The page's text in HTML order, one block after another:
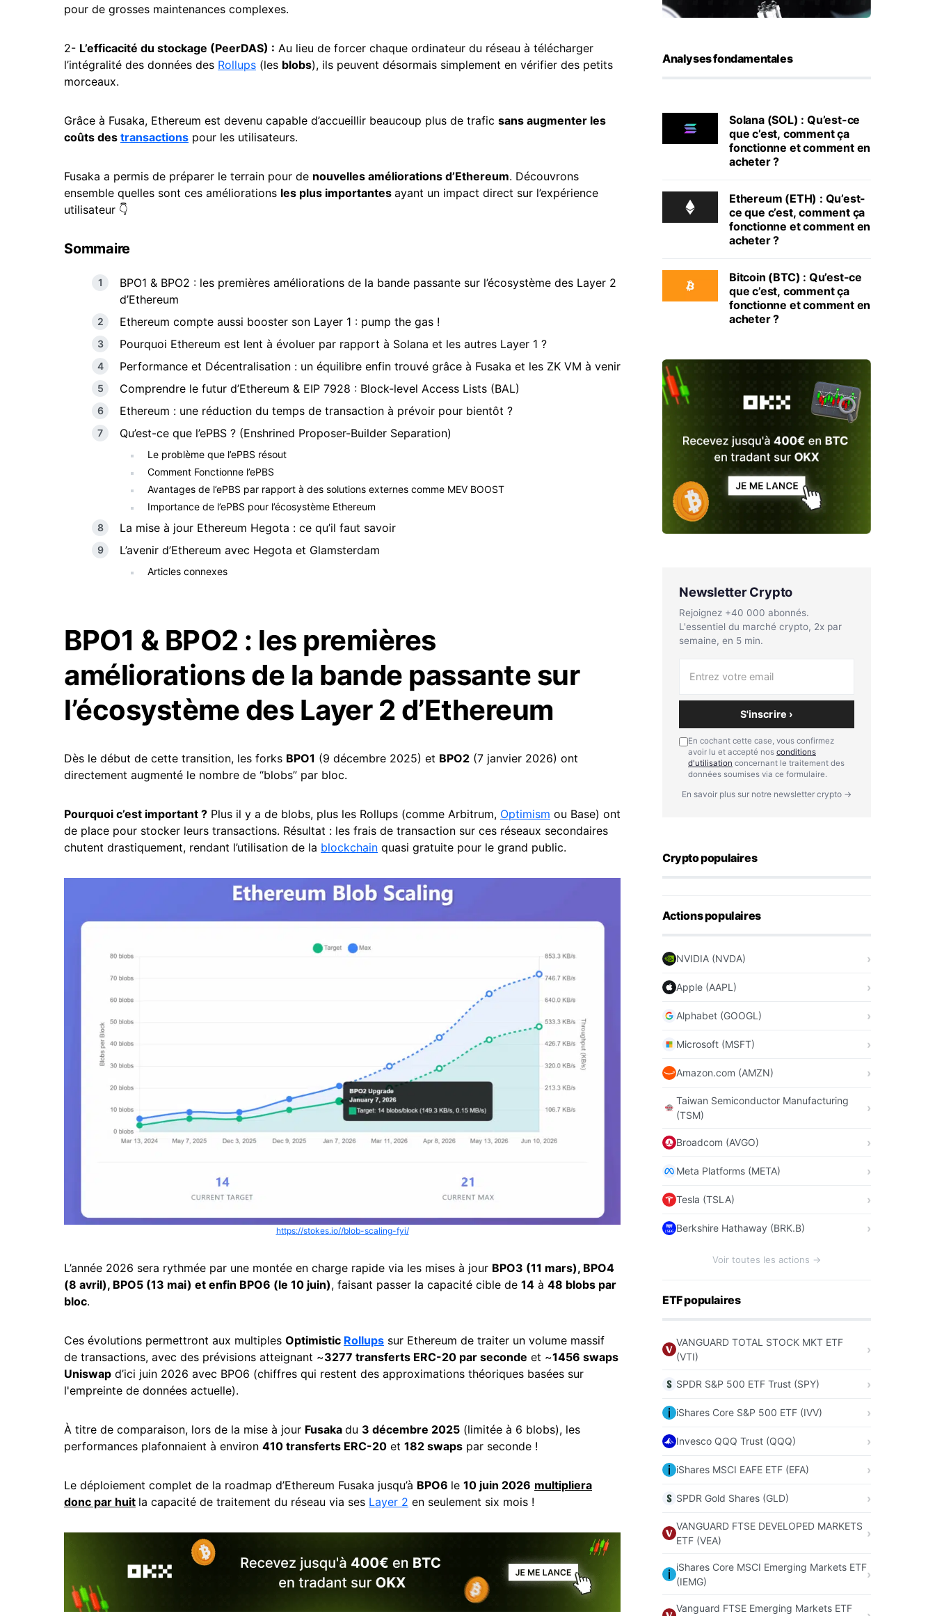
pour de grosses maintenances complexes.
2- L’efficacité du stockage (PeerDAS) : Au lieu de forcer chaque ordinateur du réseau à télécharger
l’intégralité des données des Rollups (les blobs), ils peuvent désormais simplement en vérifier des petits
morceaux.
Grâce à Fusaka, Ethereum est devenu capable d’accueillir beaucoup plus de trafic sans augmenter les
coûts des transactions pour les utilisateurs.
Fusaka a permis de préparer le terrain pour de nouvelles améliorations d’Ethereum. Découvrons
ensemble quelles sont ces améliorations les plus importantes ayant un impact direct sur l’expérience
utilisateur 👇
Sommaire
BPO1 & BPO2 : les premières améliorations de la bande passante sur l’écosystème des Layer 2
d’Ethereum
Ethereum compte aussi booster son Layer 1 : pump the gas !
Pourquoi Ethereum est lent à évoluer par rapport à Solana et les autres Layer 1 ?
Performance et Décentralisation : un équilibre enfin trouvé grâce à Fusaka et les ZK VM à venir
Comprendre le futur d’Ethereum & EIP 7928 : Block-level Access Lists (BAL)
Ethereum : une réduction du temps de transaction à prévoir pour bientôt ?
Qu’est-ce que l’ePBS ? (Enshrined Proposer-Builder Separation)
Le problème que l’ePBS résout
Comment Fonctionne l’ePBS
Avantages de l’ePBS par rapport à des solutions externes comme MEV BOOST
Importance de l’ePBS pour l’écosystème Ethereum
La mise à jour Ethereum Hegota : ce qu’il faut savoir
L’avenir d’Ethereum avec Hegota et Glamsterdam
Articles connexes
BPO1 & BPO2 : les premières
améliorations de la bande passante sur
l’écosystème des Layer 2 d’Ethereum
Dès le début de cette transition, les forks BPO1 (9 décembre 2025) et BPO2 (7 janvier 2026) ont
directement augmenté le nombre de “blobs” par bloc.
Pourquoi c’est important ? Plus il y a de blobs, plus les Rollups (comme Arbitrum, Optimism ou Base) ont
de place pour stocker leurs transactions. Résultat : les frais de transaction sur ces réseaux secondaires
chutent drastiquement, rendant l’utilisation de la blockchain quasi gratuite pour le grand public.
https://stokes.io//blob-scaling-fyi/
L’année 2026 sera rythmée par une montée en charge rapide via les mises à jour BPO3 (11 mars), BPO4
(8 avril), BPO5 (13 mai) et enfin BPO6 (le 10 juin), faisant passer la capacité cible de 14 à 48 blobs par
bloc.
Ces évolutions permettront aux multiples Optimistic Rollups sur Ethereum de traiter un volume massif
de transactions, avec des prévisions atteignant ~3277 transferts ERC-20 par seconde et ~1456 swaps
Uniswap d’ici juin 2026 avec BPO6 (chiffres qui restent des approximations théoriques basées sur
l'empreinte de données actuelle).
À titre de comparaison, lors de la mise à jour Fusaka du 3 décembre 2025 (limitée à 6 blobs), les
performances plafonnaient à environ 410 transferts ERC-20 et 182 swaps par seconde !
Le déploiement complet de la roadmap d’Ethereum Fusaka jusqu’à BPO6 le 10 juin 2026 multipliera
donc par huit la capacité de traitement du réseau via ses Layer 2 en seulement six mois !
Analyses fondamentales
Solana (SOL) : Qu’est-ce
que c’est, comment ça
fonctionne et comment en
acheter ?
Ethereum (ETH) : Qu’est-
ce que c’est, comment ça
fonctionne et comment en
acheter ?
Bitcoin (BTC) : Qu’est-ce
que c’est, comment ça
fonctionne et comment en
acheter ?
Newsletter Crypto
Rejoignez +40 000 abonnés.
L'essentiel du marché crypto, 2x par
semaine, en 5 min.
S'inscrire ›
En cochant cette case, vous confirmez
avoir lu et accepté nos conditions
d'utilisation concernant le traitement des
données soumises via ce formulaire.
En savoir plus sur notre newsletter crypto →
Crypto populaires
Actions populaires
NVIDIA (NVDA)
Apple (AAPL)
Alphabet (GOOGL)
Microsoft (MSFT)
Amazon.com (AMZN)
Taiwan Semiconductor Manufacturing
(TSM)
Broadcom (AVGO)
Meta Platforms (META)
Tesla (TSLA)
Berkshire Hathaway (BRK.B)
Voir toutes les actions →
ETF populaires
VANGUARD TOTAL STOCK MKT ETF
(VTI)
SPDR S&P 500 ETF Trust (SPY)
iShares Core S&P 500 ETF (IVV)
Invesco QQQ Trust (QQQ)
iShares MSCI EAFE ETF (EFA)
SPDR Gold Shares (GLD)
VANGUARD FTSE DEVELOPED MARKETS
ETF (VEA)
iShares Core MSCI Emerging Markets ETF
(IEMG)
Vanguard FTSE Emerging Markets ETF